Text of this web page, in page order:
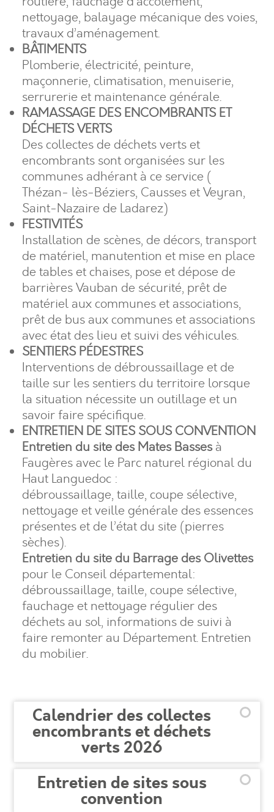
nettoyage, balayage mécanique des voies,
travaux d’aménagement.
BÂTIMENTS
Plomberie, électricité, peinture,
maçonnerie, climatisation, menuiserie,
serrurerie et maintenance générale.
RAMASSAGE DES ENCOMBRANTS ET
DÉCHETSVERTS
Des collectes de déchets verts et
encombrants sont organisées sur les
communes adhérant à ce service (
Thézan- lès-Béziers, Causses et Veyran,
Saint-Nazaire de Ladarez)
FESTIVITÉS
Installation de scènes, de décors, transport
de matériel, manutention et mise en place
de tables et chaises, pose et dépose de
barrières Vauban de sécurité, prêt de
matériel aux communes et associations,
prêt de bus aux communes et associations
avec état des lieu et suivi des véhicules.
SENTIERS PÉDESTRES
Interventions de débroussaillage et de
taille sur les sentiers du territoire lorsque
la situation nécessite un outillage et un
savoir faire spécifique.
ENTRETIEN DE SITES SOUS CONVENTION
Entretien du site des Mates Bassesà
Faugères avec le Parc naturel régional du
Haut Languedoc :
débroussaillage, taille, coupe sélective,
nettoyage et veille générale des essences
présentes et de l’état du site (pierres
sèches).
Entretien du site du Barrage des Olivettes
pour le Conseil départemental:
débroussaillage, taille, coupe sélective,
fauchage et nettoyage régulier des
déchets au sol, informations de suivi à
faire remonter au Département. Entretien
du mobilier.
Calendrier des collectes
encombrants et déchets
verts 2026
Entretien de sites sous
convention